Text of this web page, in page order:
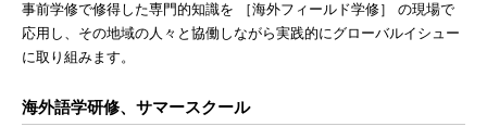
事前学修で修得した専門的知識を ［海外フィールド学修］ の現場で
応用し、その地域の人々と協働しながら実践的にグローバルイシュー
に取り組みます。
海外語学研修、サマースクール